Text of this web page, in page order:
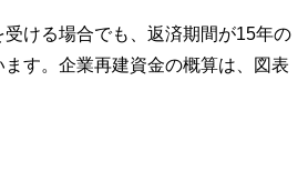
ける場合でも、返済期間が15年の
す。企業再建資金の概算は、図表